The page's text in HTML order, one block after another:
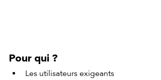
Pour qui ?
Les utilisateurs exigeants